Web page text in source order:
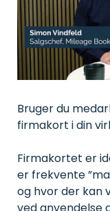
Asset
management
Administration
og sporing
af værktøj,
udstyr og
Skader
Mobil
og fuld
udnyttelse
af
Webcast
Korte videoer med
tricks til
administration af
udlæg, flåde og tid
den rigtige side af
Webinar
Optagede
nogle af de
tidligere har afholdt.
Bruger du
firmakort i din
Firmakortet er
er frekvente
og hvor der kan